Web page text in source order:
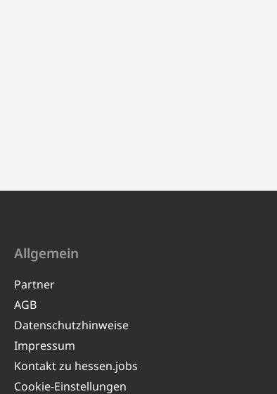
Allgemein
Partner
AGB
Datenschutzhinweise
Impressum
Kontakt zu hessen.jobs
Cookie-Einstellungen